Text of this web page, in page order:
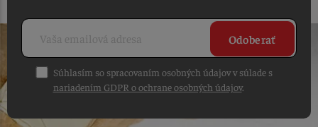
Odoberať
Súhlasím so spracovaním osobných údajov v súlade s
nariadením GDPR o ochrane osobných údajov.